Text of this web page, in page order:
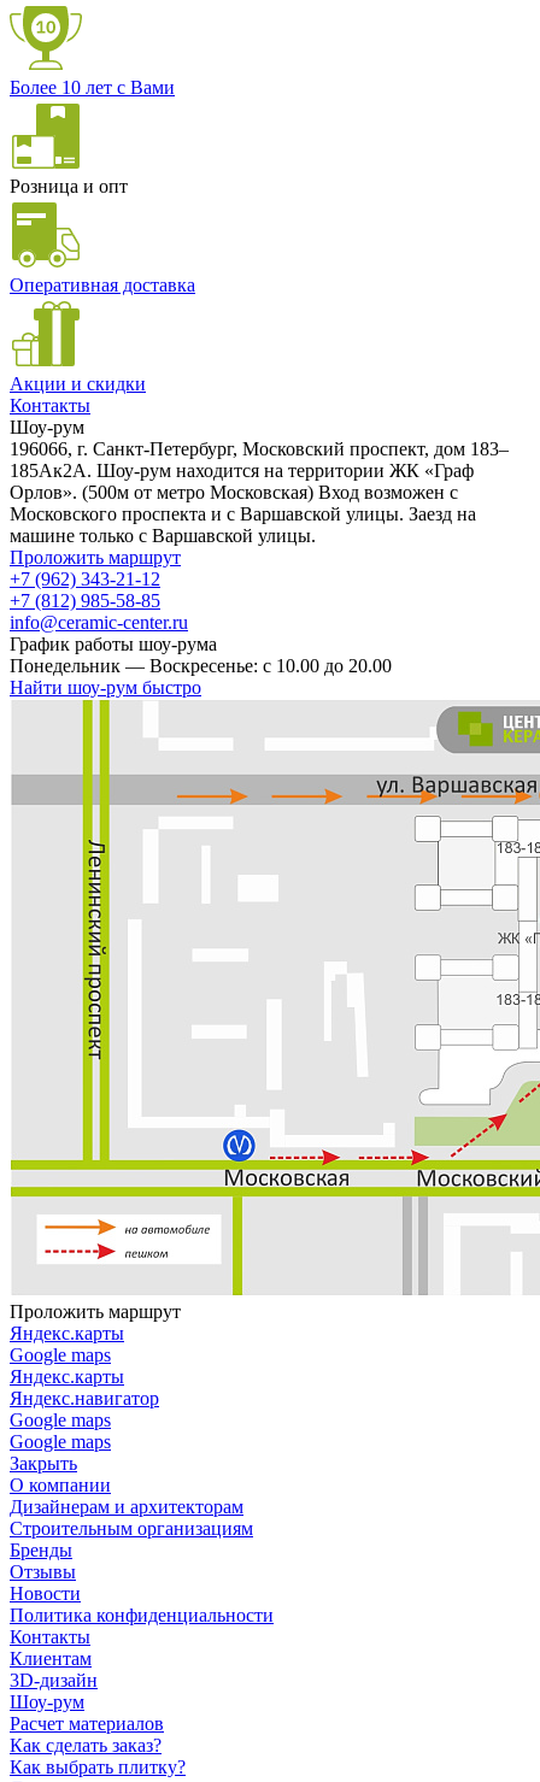
Более 10 лет с Вами
Розница и опт
Оперативная доставка
Акции и скидки
Контакты
Шоу-рум
196066, г. Санкт-Петербург, Московский проспект, дом 183–
185Ак2А. Шоу-рум находится на территории ЖК «Граф
Орлов». (500м от метро Московская) Вход возможен с
Московского проспекта и с Варшавской улицы. Заезд на
машине только с Варшавской улицы.
Проложить маршрут
+7 (962) 343-21-12
+7 (812) 985-58-85
info@ceramic-center.ru
График работы шоу-рума
Понедельник — Воскресенье: с 10.00 до 20.00
Найти шоу-рум быстро
Проложить маршрут
Яндекс.карты
Google maps
Яндекс.карты
Яндекс.навигатор
Google maps
Google maps
Закрыть
О компании
Дизайнерам и архитекторам
Строительным организациям
Бренды
Отзывы
Новости
Политика конфиденциальности
Контакты
Клиентам
3D-дизайн
Шоу-рум
Расчет материалов
Как сделать заказ?
Как выбрать плитку?